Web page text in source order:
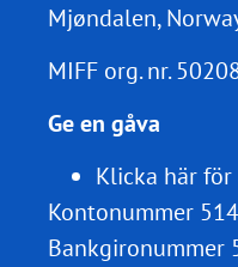
Mjøndalen,
MIFF org. nr.
Ge en gåva
Klicka här
Kontonummer
Bankgironummer